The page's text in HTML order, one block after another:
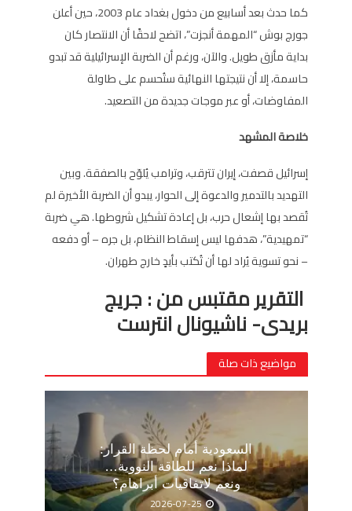
كما حدث بعد أسابيع من دخول بغداد عام 2003، حين أعلن
جورج بوش “المهمة أنجزت”، اتضح لاحقًا أن الانتصار كان
بداية مأزق طويل. والآن، ورغم أن الضربة الإسرائيلية قد تبدو
حاسمة، إلا أن نتيجتها النهائية ستُحسم على طاولة
المفاوضات، أو عبر موجات جديدة من التصعيد.
خلاصة المشهد
إسرائيل قصفت، إيران تترقب، وترامب يُلوّح بالصفقة. وبين
التهديد بالتدمير والدعوة إلى الحوار، يبدو أن الضربة الأخيرة لم
تُقصد بها إشعال حرب، بل إعادة تشكيل شروطها. هي ضربة
“تمهيدية”، هدفها ليس إسقاط النظام، بل جره – أو دفعه
– نحو تسوية يُراد لها أن تُكتب بأيدٍ خارج طهران.
التقرير مقتبس من : جريج
بريدى- ناشيونال انترست
مواضيع ذات صلة
السعودية أمام لحظة القرار:
لماذا نعم للطاقة النووية…
ونعم لاتفاقيات أبراهام؟
2026-07-25